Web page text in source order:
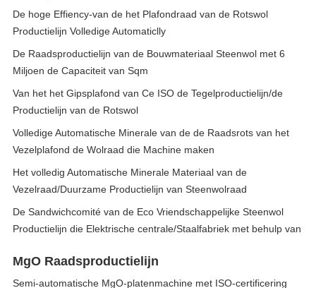
De hoge Effiency-van de het Plafondraad van de Rotswol
Productielijn Volledige Automaticlly
De Raadsproductielijn van de Bouwmateriaal Steenwol met 6
Miljoen de Capaciteit van Sqm
Van het het Gipsplafond van Ce ISO de Tegelproductielijn/de
Productielijn van de Rotswol
Volledige Automatische Minerale van de de Raadsrots van het
Vezelplafond de Wolraad die Machine maken
Het volledig Automatische Minerale Materiaal van de
Vezelraad/Duurzame Productielijn van Steenwolraad
De Sandwichcomité van de Eco Vriendschappelijke Steenwol
Productielijn die Elektrische centrale/Staalfabriek met behulp van
MgO Raadsproductielijn
Semi-automatische MgO-platenmachine met ISO-certificering